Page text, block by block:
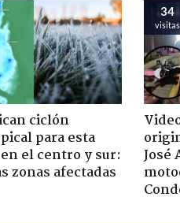
ciclón
para esta
el centro y sur:
zonas afectadas
34
visitas
José